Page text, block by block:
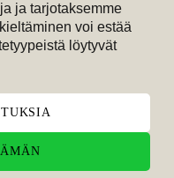
ja tarjotaksemme
voi estää
löytyvät
meitä